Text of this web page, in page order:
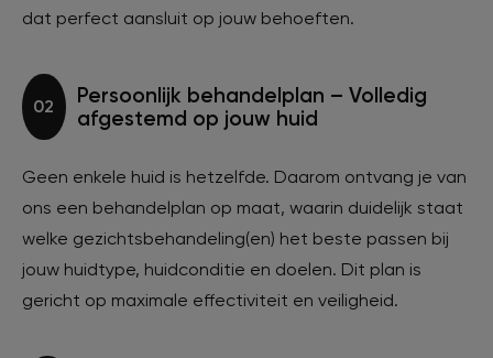
dat perfect aansluit op jouw behoeften.
02
Persoonlijk behandelplan – Volledig
afgestemd op jouw huid
Geen enkele huid is hetzelfde. Daarom ontvang je van
ons een behandelplan op maat, waarin duidelijk staat
welke gezichtsbehandeling(en) het beste passen bij
jouw huidtype, huidconditie en doelen. Dit plan is
gericht op maximale effectiviteit en veiligheid.